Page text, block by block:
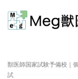
獣医師国家試験予備校｜
試